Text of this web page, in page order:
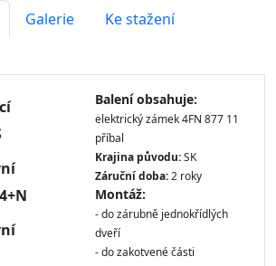
Galerie
Ke stažení
Balení obsahuje:
elektrický zámek 4FN 877 11
příbal
Krajina původu:SK
Záruční doba:2 roky
Montáž:
- do zárubně jednokřídlých
dveří
- do zakotvené části